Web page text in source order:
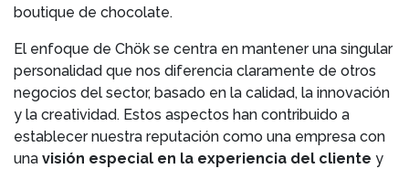
boutique de chocolate.
El enfoque de Chök se centra en mantener una singular
personalidad que nos diferencia claramente de otros
negocios del sector, basado en la calidad, la innovación
y la creatividad. Estos aspectos han contribuido a
establecer nuestra reputación como una empresa con
una visión especial en la experiencia del cliente y